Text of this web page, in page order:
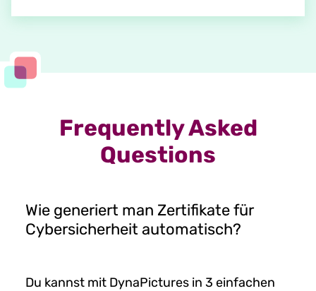
Frequently Asked
Questions
Wie generiert man Zertifikate für
Cybersicherheit automatisch?
Du kannst mit DynaPictures in 3 einfachen